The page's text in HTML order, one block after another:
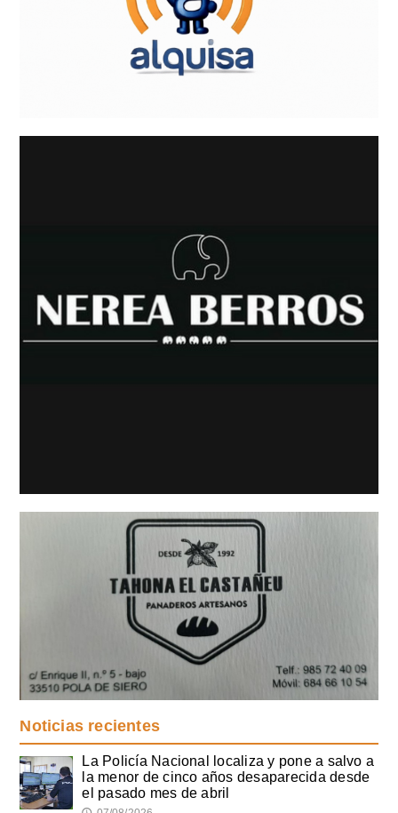
Noticias recientes
La Policía Nacional localiza y pone a salvo a
la menor de cinco años desaparecida desde
el pasado mes de abril